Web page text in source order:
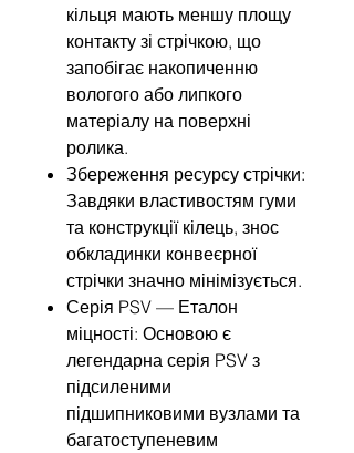
кільця мають меншу площу
контакту зі стрічкою, що
запобігає накопиченню
вологого або липкого
матеріалу на поверхні
ролика.
Збереження ресурсу стрічки:
Завдяки властивостям гуми
та конструкції кілець, знос
обкладинки конвеєрної
стрічки значно мінімізується.
Серія PSV — Еталон
міцності: Основою є
легендарна серія PSV з
підсиленими
підшипниковими вузлами та
багатоступеневим